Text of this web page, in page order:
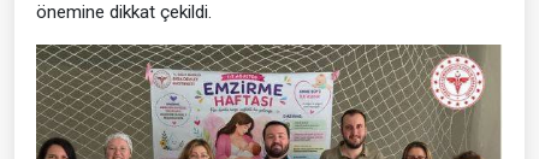
önemine dikkat çekildi.